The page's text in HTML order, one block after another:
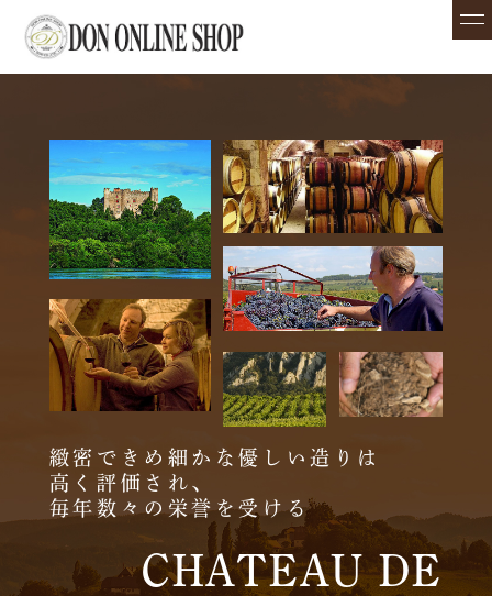
緻密できめ細かな優しい造りは
高く評価され、
毎年数々の栄誉を受ける
CHATEAU DE